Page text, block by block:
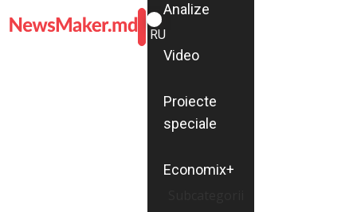
ROMÂNĂ
RU
Analize
Video
Proiecte
speciale
Economix+